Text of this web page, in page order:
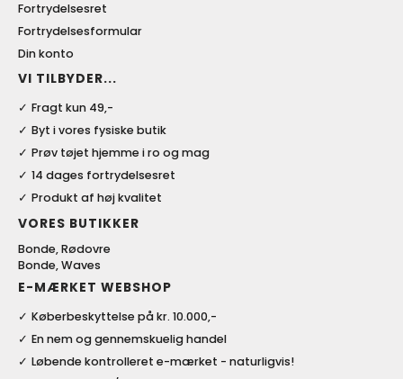
Fortrydelsesret
Fortrydelsesformular
Din konto
VI TILBYDER...
Fragt kun 49,-
Byt i vores fysiske butik
Prøv tøjet hjemme i ro og mag
14 dages fortrydelsesret
Produkt af høj kvalitet
VORES BUTIKKER
Bonde, Rødovre
Bonde, Waves
E-MÆRKET WEBSHOP
Køberbeskyttelse på kr. 10.000,-
En nem og gennemskuelig handel
Løbende kontrolleret e-mærket - naturligvis!